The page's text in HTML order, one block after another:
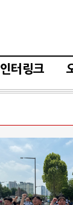
인터링크